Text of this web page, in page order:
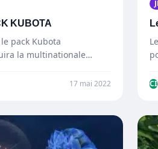
KUBOTA
pack Kubota
la multinationale
17 mai 2022 CI